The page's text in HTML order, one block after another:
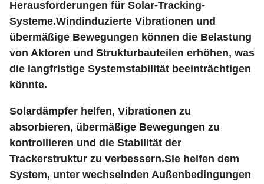
Herausforderungen für Solar-Tracking-
Systeme.Windinduzierte Vibrationen und
übermäßige Bewegungen können die Belastung
von Aktoren und Strukturbauteilen erhöhen, was
die langfristige Systemstabilität beeinträchtigen
könnte.
Solardämpfer helfen, Vibrationen zu
absorbieren, übermäßige Bewegungen zu
kontrollieren und die Stabilität der
Trackerstruktur zu verbessern.Sie helfen dem
System, unter wechselnden Außenbedingungen